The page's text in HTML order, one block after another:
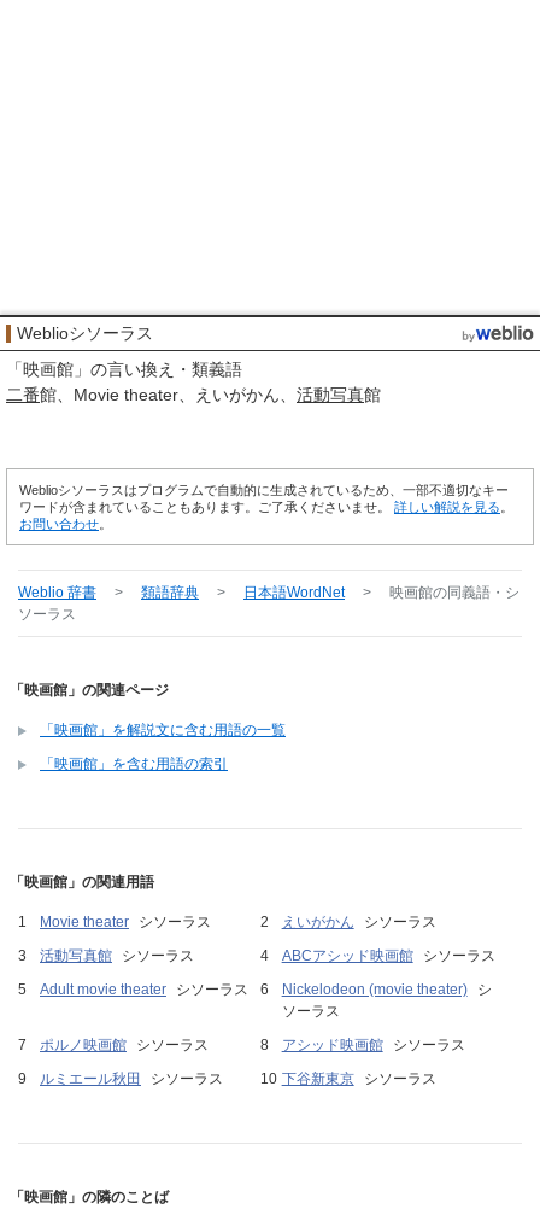
Weblioシソーラス
「映画館 」の言い換え・類義語
二番館 Movie theater えいがかん 活動写真館
Weblioシソーラスはプログラムで自動的に生成されているため、一部不適切なキー
ワードが含まれていることもあります。ご了承くださいませ。 詳しい解説を見る。
お問い合わせ。
Weblio 辞書 > 類語辞典 > 日本語WordNet > 映画館の同義語・シ
ソーラス
「映画館」の関連ページ
「映画館」を解説文に含む用語の一覧
「映画館」を含む用語の索引
「映画館」の関連用語
Movie theater シソーラス えいがかん
シソーラス
活動写真館
シソーラス ABCアシッド映画館
シソーラス
Adult movie theater
シソーラス Nickelodeon (movie theater)
シ
ソーラス
ポルノ映画館
シソーラス アシッド映画館
シソーラス
ルミエール秋田
シソーラス 下谷新東京 シソーラス
「映画館」の隣のことば